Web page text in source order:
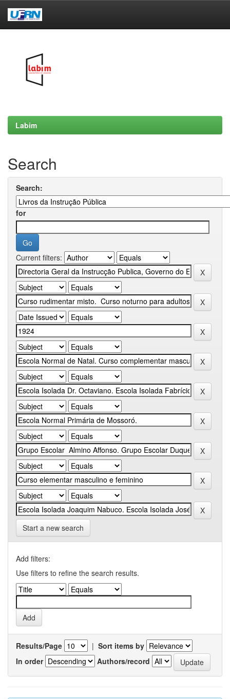
Labim
Search
Search:
for
Current filters:
Start a new search
Add filters:
Use filters to refine the search results.
Results/Page | Sort items by
In order
Authors/record